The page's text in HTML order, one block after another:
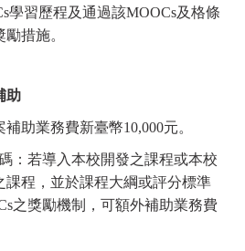
學習歷程及通過該MOOCs及格條
措施。
助
補助業務費新臺幣10,000元。
：若導入本校開發之課程或本校
課程，並於課程大綱或評分標準
之獎勵機制，可額外補助業務費